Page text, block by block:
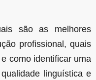
são as melhores
profissional, quais
como identificar uma
linguística e